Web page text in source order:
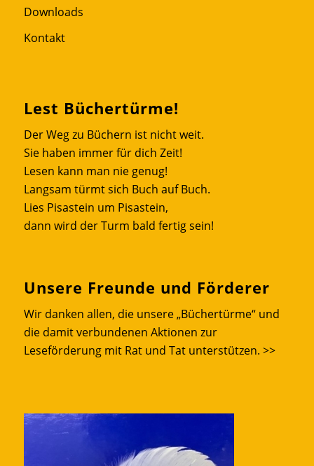
Downloads
Kontakt
Lest Büchertürme!
Der Weg zu Büchern ist nicht weit.
Sie haben immer für dich Zeit!
Lesen kann man nie genug!
Langsam türmt sich Buch auf Buch.
Lies Pisastein um Pisastein,
dann wird der Turm bald fertig sein!
Unsere Freunde und Förderer
Wir danken allen, die unsere „Büchertürme“ und
die damit verbundenen Aktionen zur
Leseförderung mit Rat und Tat unterstützen. >>